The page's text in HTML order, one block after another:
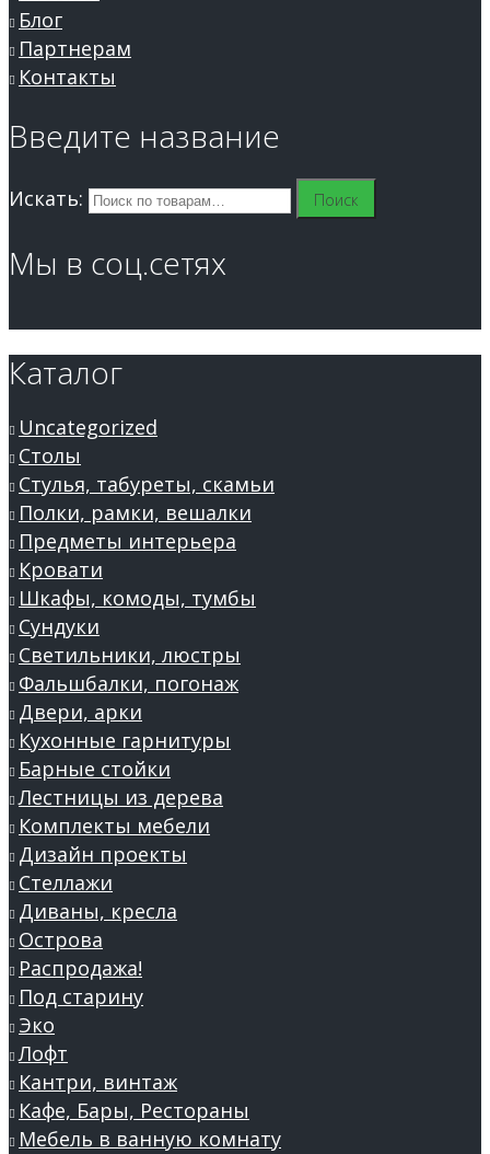
Блог
Партнерам
Контакты
Введите название
Искать: Поиск
Мы в соц.сетях
Каталог
Uncategorized
Столы
Стулья, табуреты, скамьи
Полки, рамки, вешалки
Предметы интерьера
Кровати
Шкафы, комоды, тумбы
Сундуки
Светильники, люстры
Фальшбалки, погонаж
Двери, арки
Кухонные гарнитуры
Барные стойки
Лестницы из дерева
Комплекты мебели
Дизайн проекты
Стеллажи
Диваны, кресла
Острова
Распродажа!
Под старину
Эко
Лофт
Кантри, винтаж
Кафе, Бары, Рестораны
Мебель в ванную комнату